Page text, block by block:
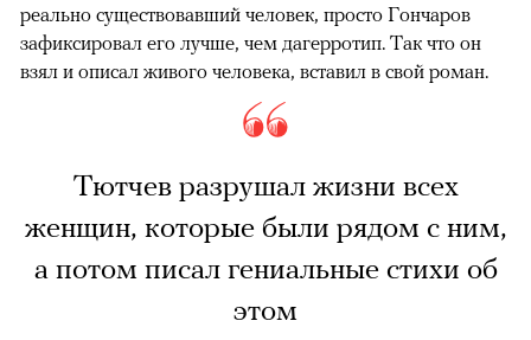
реально существовавший человек, просто Гончаров
зафиксировал его лучше, чем дагерротип. Так что он
взял и описал живого человека, вставил в свой роман.
Тютчев разрушал жизни всех
женщин, которые были рядом с ним,
а потом писал гениальные стихи об
этом